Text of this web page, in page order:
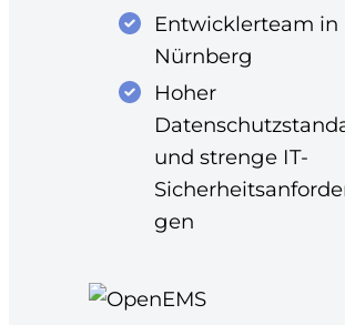
Entwicklerteam in
Nürnberg
Hoher
und strenge IT-
gen